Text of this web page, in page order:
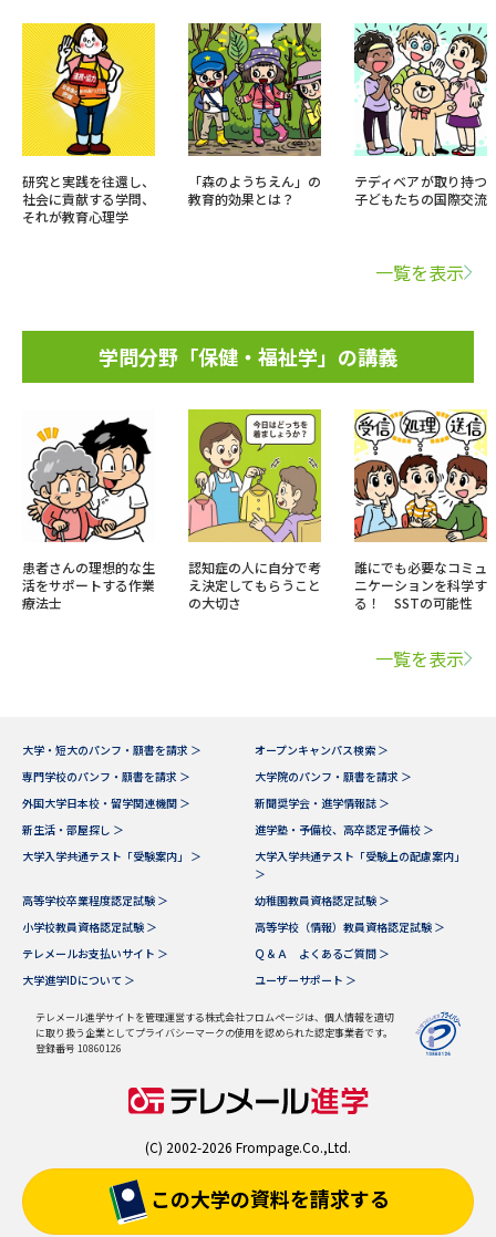
研究と実践を往還し、
社会に貢献する学問、
それが教育心理学
「森のようちえん」の
教育的効果とは？
テディベアが取り持つ
子どもたちの国際交流
一覧を表示
学問分野「保健・福祉学」の講義
患者さんの理想的な生
活をサポートする作業
療法士
認知症の人に自分で考
え決定してもらうこと
の大切さ
誰にでも必要なコミュ
ニケーションを科学す
る！ SSTの可能性
一覧を表示
この大学の資料を請求する
大学・短大のパンフ・願書を請求 ＞
オープンキャンパス検索 ＞
専門学校のパンフ・願書を請求 ＞
大学院のパンフ・願書を請求 ＞
外国大学日本校・留学関連機関 ＞
新聞奨学会・進学情報誌 ＞
新生活・部屋探し ＞
進学塾・予備校、高卒認定予備校 ＞
大学入学共通テスト「受験案内」 ＞
大学入学共通テスト「受験上の配慮案内」
＞
高等学校卒業程度認定試験 ＞
幼稚園教員資格認定試験 ＞
小学校教員資格認定試験 ＞
高等学校（情報）教員資格認定試験 ＞
テレメールお支払いサイト ＞
Ｑ＆Ａ よくあるご質問 ＞
大学進学IDについて ＞
ユーザーサポート ＞
テレメール進学サイトを管理運営する株式会社フロムページは、個人情報を適切
に取り扱う企業としてプライバシーマークの使用を認められた認定事業者です。
登録番号 10860126
(C) 2002-2026 Frompage.Co.,Ltd.